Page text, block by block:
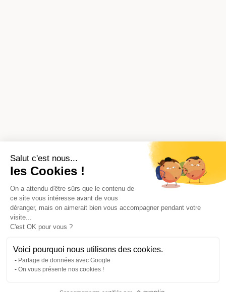
Salut c'est nous...
les Cookies !
On a attendu d'être sûrs que le contenu de
ce site vous intéresse avant de vous
déranger, mais on aimerait bien vous accompagner pendant votre
visite...
C'est OK pour vous ?
Voici pourquoi nous utilisons des cookies.
Partage de données avec Google
On vous présente nos cookies !